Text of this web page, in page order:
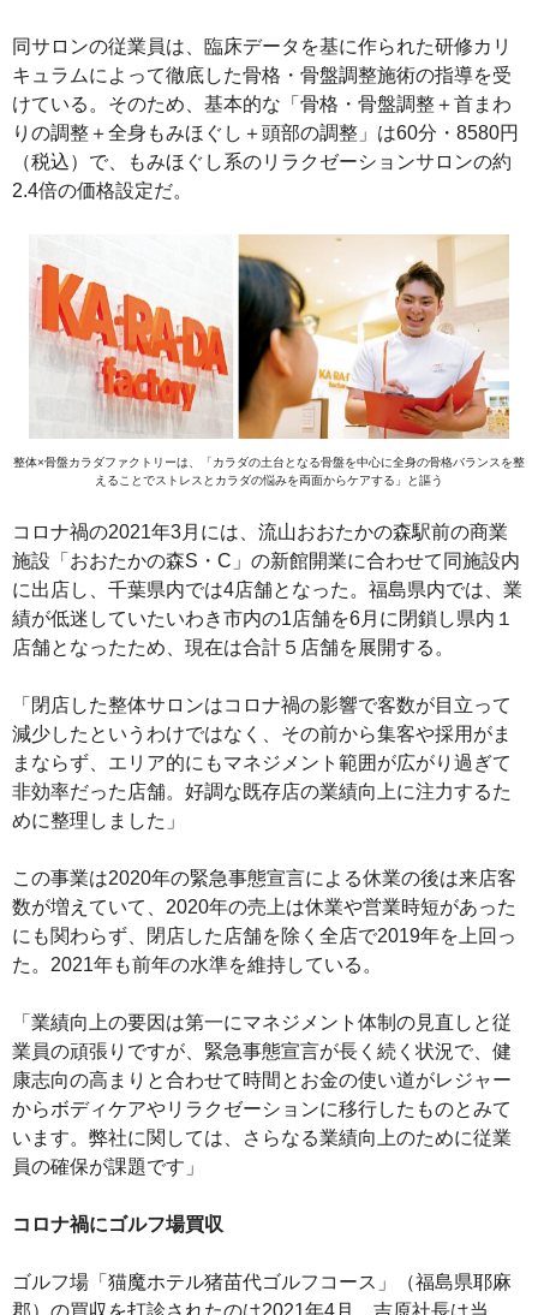
同サロンの従業員は、臨床データを基に作られた研修カリ
キュラムによって徹底した骨格・骨盤調整施術の指導を受
けている。そのため、基本的な「骨格・骨盤調整＋首まわ
りの調整＋全身もみほぐし＋頭部の調整」は60分・8580円
（税込）で、もみほぐし系のリラクゼーションサロンの約
2.4倍の価格設定だ。
整体×骨盤カラダファクトリーは、「カラダの土台となる骨盤を中心に全身の骨格バランスを整
えることでストレスとカラダの悩みを両面からケアする」と謳う
コロナ禍の2021年3月には、流山おおたかの森駅前の商業
施設「おおたかの森S・C」の新館開業に合わせて同施設内
に出店し、千葉県内では4店舗となった。福島県内では、業
績が低迷していたいわき市内の1店舗を6月に閉鎖し県内１
店舗となったため、現在は合計５店舗を展開する。
「閉店した整体サロンはコロナ禍の影響で客数が目立って
減少したというわけではなく、その前から集客や採用がま
まならず、エリア的にもマネジメント範囲が広がり過ぎて
非効率だった店舗。好調な既存店の業績向上に注力するた
めに整理しました」
この事業は2020年の緊急事態宣言による休業の後は来店客
数が増えていて、2020年の売上は休業や営業時短があった
にも関わらず、閉店した店舗を除く全店で2019年を上回っ
た。2021年も前年の水準を維持している。
「業績向上の要因は第一にマネジメント体制の見直しと従
業員の頑張りですが、緊急事態宣言が長く続く状況で、健
康志向の高まりと合わせて時間とお金の使い道がレジャー
からボディケアやリラクゼーションに移行したものとみて
います。弊社に関しては、さらなる業績向上のために従業
員の確保が課題です」
コロナ禍にゴルフ場買収
ゴルフ場「猫魔ホテル猪苗代ゴルフコース」（福島県耶麻
郡）の買収を打診されたのは2021年4月。吉原社長は当